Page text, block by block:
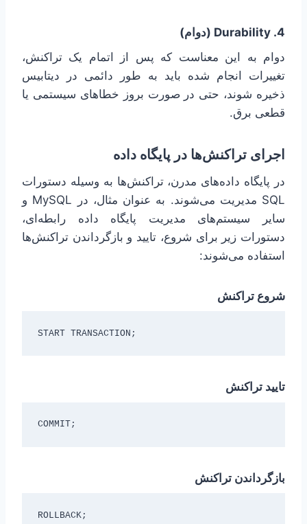
4. Durability (دوام)
دوام به این معناست که پس از اتمام یک تراکنش،
تغییرات انجام شده باید به طور دائمی در دیتابیس
ذخیره شوند، حتی در صورت بروز خطاهای سیستمی یا
قطعی برق.
اجرای تراکنش‌ها در پایگاه داده
در پایگاه داده‌های مدرن، تراکنش‌ها به وسیله دستورات
SQL مدیریت می‌شوند. به عنوان مثال، در MySQL و
سایر سیستم‌های مدیریت پایگاه داده رابطه‌ای،
دستورات زیر برای شروع، تایید و بازگرداندن تراکنش‌ها
استفاده می‌شوند:
شروع تراکنش
START TRANSACTION;
تایید تراکنش
COMMIT;
بازگرداندن تراکنش
ROLLBACK;